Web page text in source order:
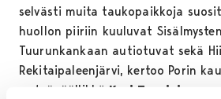
selvästi muita taukopaikkoja
huollon piiriin kuuluvat
Tuurunkankaan autiotuvat sekä
Rekitaipaleenjärvi, kertoo Porin
metsäpäällikkö Kari Torniainen.